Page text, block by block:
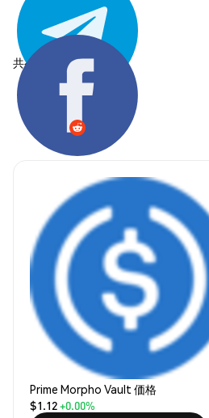
共有する:
Prime Morpho Vault 価格
$1.12+0.00%